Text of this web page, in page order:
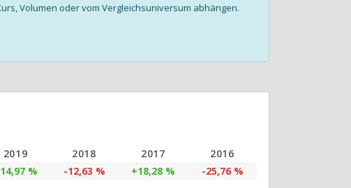
Volumen oder vom Vergleichsuniversum abhängen.
2019 2018 2017
2016
% -12,63 % +18,28 % -25,76 %